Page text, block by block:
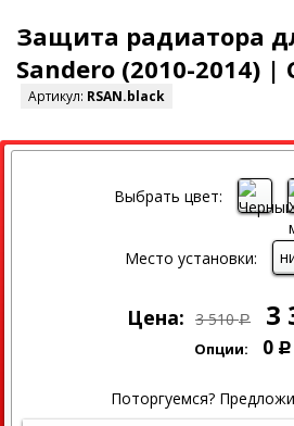
Защита радиатора
Sandero (2010-2014) |
Артикул: RSAN.black
СКИДКА
Выбрать цвет:
Место установки:
Цена: 3 510 Р 3
Опции: 0 Р
Поторгуемся?